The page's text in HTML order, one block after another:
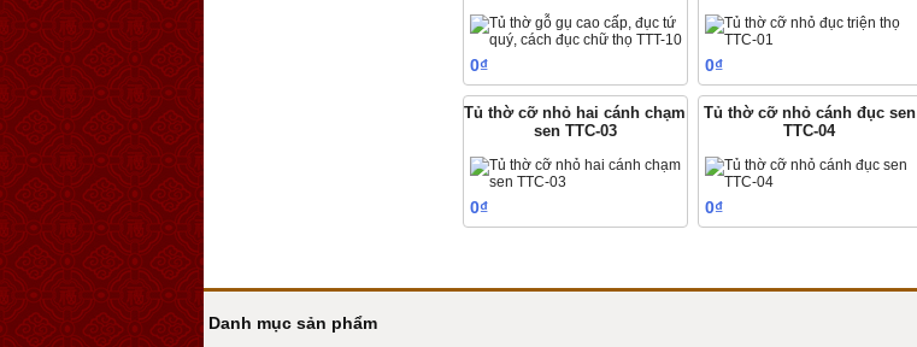
0₫ 0₫
Tủ thờ cỡ nhỏ hai cánh chạm
sen TTC-03
0₫
Tủ thờ cỡ nhỏ cánh đục sen
TTC-04
0₫
Danh mục sản phẩm